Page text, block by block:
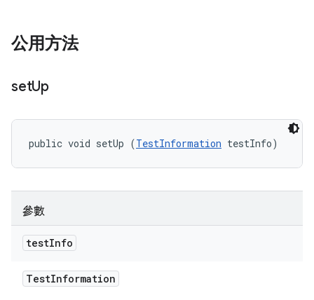
公用方法
setUp
public void setUp (TestInformation testInfo)
參數
testInfo
TestInformation